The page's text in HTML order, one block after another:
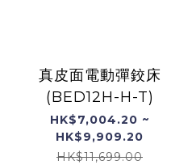
真皮面電動彈鉸床
(BED12H-H-T)
HK$7,004.20 ~
HK$9,909.20
HK$11,699.00